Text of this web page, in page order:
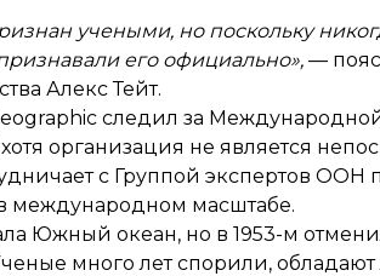
учеными, но поскольку
его официально», —
Алекс Тейт.
следил за
организация не является
с Группой экспертов ООН
международном масштабе.
Южный океан, но в 1953-м
много лет спорили,